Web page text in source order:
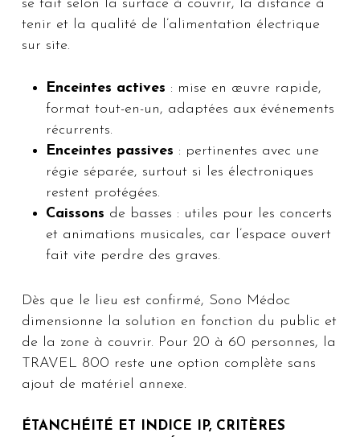
se fait selon la surface à couvrir, la distance à
tenir et la qualité de l’alimentation électrique
sur site.
Enceintes actives : mise en œuvre rapide,
format tout-en-un, adaptées aux événements
récurrents.
Enceintes passives : pertinentes avec une
régie séparée, surtout si les électroniques
restent protégées.
Caissons de basses : utiles pour les concerts
et animations musicales, car l’espace ouvert
fait vite perdre des graves.
Dès que le lieu est confirmé, Sono Médoc
dimensionne la solution en fonction du public et
de la zone à couvrir. Pour 20 à 60 personnes, la
TRAVEL 800 reste une option complète sans
ajout de matériel annexe.
ÉTANCHÉITÉ ET INDICE IP, CRITÈRES